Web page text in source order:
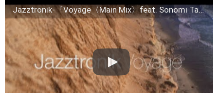
Jazztronik-『Voyage〈Main Mix〉feat. Sonomi Tameoka』MV short ver.